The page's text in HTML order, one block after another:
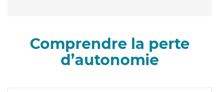
Comprendre la perte
d’autonomie